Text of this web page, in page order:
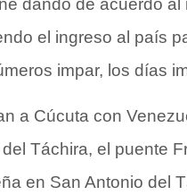
dando de acuerdo
el ingreso al país
impar, los días
a Cúcuta con
Táchira, el puente
en San Antonio del